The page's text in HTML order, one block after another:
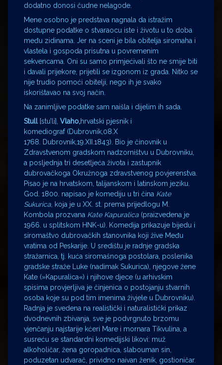
dodatno donosi čudne nelagode.
Mene osobno je predstava nagnala da istražim
dostupne podatke o stvaraocu iste i životu u to doba
među zidinama. Jer na sceni je bila obitelja siromaha i
vlastela i gospoda prisutna u povremenim
sekvencama. Oni su samo primjećivali što ne smije biti
i davali prijekore, prijetili se izgonom iz grada. Nitko se
nije trudio pomoći obitelji, nego ih je svako
iskorištavao na svoj način.
Na zanimljive podatke sam naišla i dijelim ih sada.
Stull [stu’li], Vlaho,hrvatski pjesnik i
komediograf (Dubrovnik,08.X
1768. Dubrovnik,19.XII.1843). Bio je činovnik u
Zdravstvenom gradskom nadzorništvu u Dubrovniku,
a posljednja tri desetljeća života i zastupnik
dubrovačkoga Okružnoga zdravstvenog povjerenstva.
Pisao je na hrvatskom, talijanskom i latinskom jeziku.
God. 1800. napisao je komediju u tri čina Kate
Sukurica, koja je u XX. st. prema prijedlogu M.
Kombola prozvana Kate Kapuralica (praizvedena je
1966. u splitskom HNK-u). Komedija prikazuje bijedu i
siromaštvo dubrovačkih stanovnika koji žive Među
vratima od Peskarije. U središtu je radnje gradska
stražarnica, tj. kuća siromašnoga postolara, poslenika
gradske straže Luke (nadimak Sukurica), njegove žene
Kate (»Kapuralica«) i njihove djece (u arhivskim
spisima provjerljiva je činjenica o postojanju stvarnih
osoba koje su pod tim imenima živjele u Dubrovniku).
Radnja je svedena na realistički i naturalistički prikaz
dvodnevnih zbivanja, sve je podvrgnuto brzomu
vjenčanju najstarije kćeri Mare i mornara Tikvulina, a
susreću se standardni komedijski likovi: muž
alkoholičar, žena goropadnica, slabouman sin,
poduzetan udvarač, prividno naivan ženik, gostioničar.